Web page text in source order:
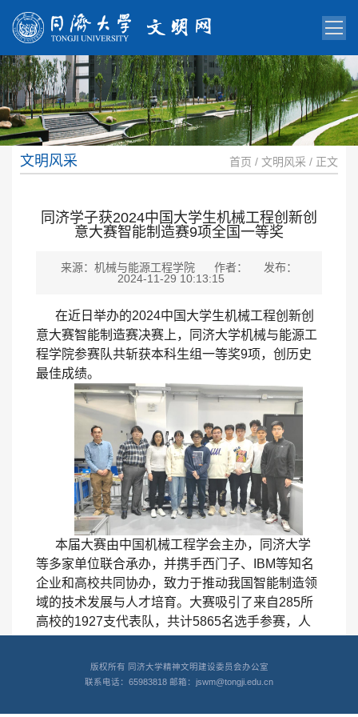
文明风采 首页 / 文明风采 / 正文
同济学子获2024中国大学生机械工程创新创
意大赛智能制造赛9项全国一等奖
来源：机械与能源工程学院 作者：
发布：
2024-11-29 10:13:15
在近日举办的2024中国大学生机械工程创新创
意大赛智能制造赛决赛上，同济大学机械与能源工
程学院参赛队共斩获本科生组一等奖9项，创历史
最佳成绩。
本届大赛由中国机械工程学会主办，同济大学
等多家单位联合承办，并携手西门子、IBM等知名
企业和高校共同协办，致力于推动我国智能制造领
域的技术发展与人才培育。大赛吸引了来自285所
高校的1927支代表队，共计5865名选手参赛，人
版权所有 同济大学精神文明建设委员会办公室
联系电话：65983818 邮箱：jswm@tongji.edu.cn